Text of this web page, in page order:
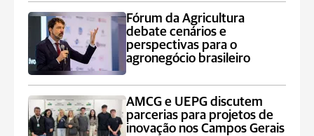
Fórum da Agricultura
debate cenários e
perspectivas para o
agronegócio brasileiro
AMCG e UEPG discutem
parcerias para projetos de
inovação nos Campos Gerais